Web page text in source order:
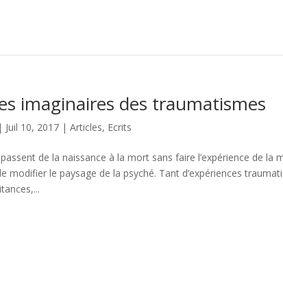
imaginaires des traumatismes
| Juil 10, 2017 |Articles, Ecrits
de la naissance à la mort sans faire l’expérience de
modifier le paysage de la psyché. Tant d’expériences